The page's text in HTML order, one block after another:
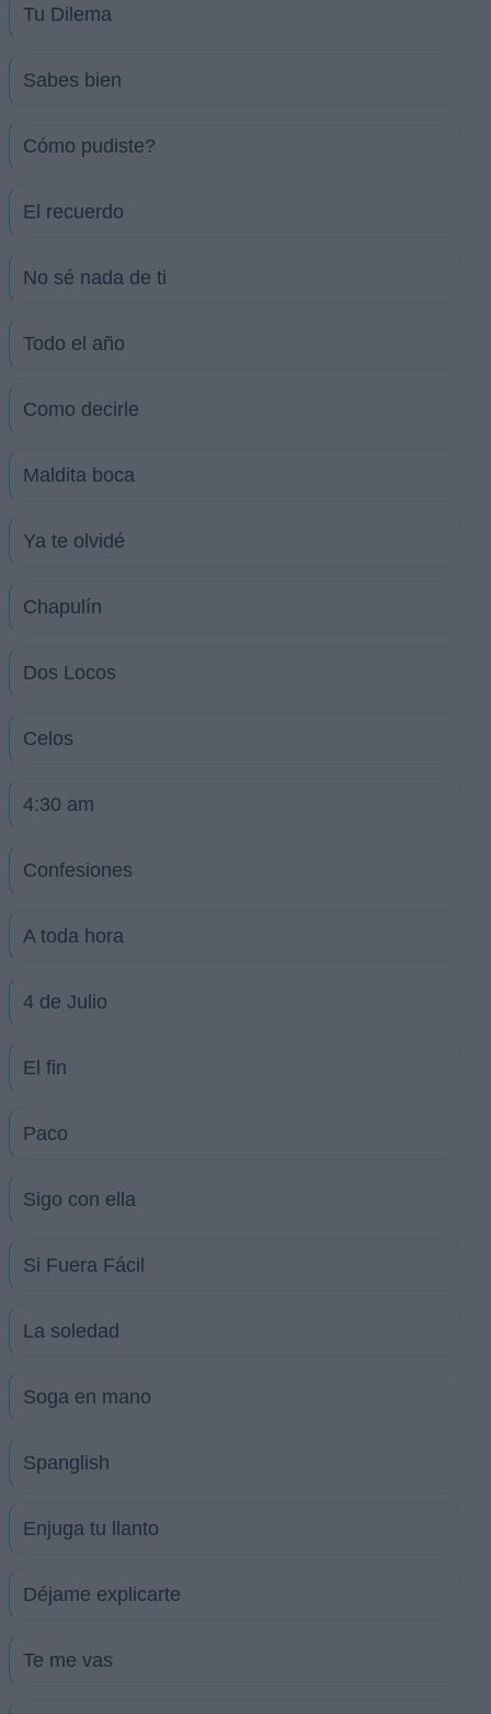
Tu Dilema
Sabes bien
Cómo pudiste?
El recuerdo
No sé nada de ti
Todo el año
Como decirle
Maldita boca
Ya te olvidé
Chapulín
Dos Locos
Celos
4:30 am
Confesiones
A toda hora
4 de Julio
El fin
Paco
Sigo con ella
Si Fuera Fácil
La soledad
Soga en mano
Spanglish
Enjuga tu llanto
Déjame explicarte
Te me vas